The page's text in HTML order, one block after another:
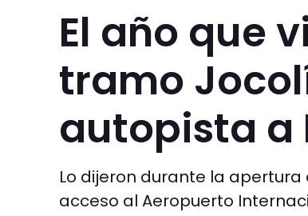
El año que
tramo
autopista a
Lo dijeron durante la
acceso al Aeropuerto